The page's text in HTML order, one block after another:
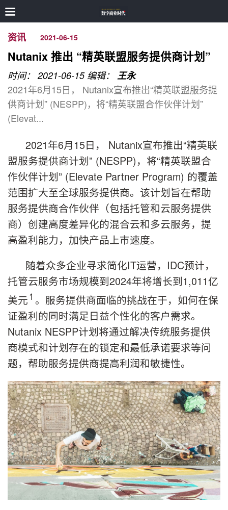
资讯 2021-06-15
Nutanix 推出 “精英联盟服务提供商计划”
时间： 2021-06-15 编辑： 王永
2021年6月15日， Nutanix宣布推出“精英联盟服务提
供商计划” (NESPP)，将“精英联盟合作伙伴计划”
(Elevat...
2021年6月15日， Nutanix宣布推出“精英联
盟服务提供商计划” (NESPP)，将“精英联盟合
作伙伴计划” (Elevate Partner Program) 的覆盖
范围扩大至全球服务提供商。该计划旨在帮助
服务提供商合作伙伴（包括托管和云服务提供
商）创建高度差异化的混合云和多云服务，提
高盈利能力，加快产品上市速度。
随着众多企业寻求简化IT运营，IDC预计，
托管云服务市场规模到2024年将增长到1,011亿
美元↿ 。服务提供商面临的挑战在于，如何在保
证盈利的同时满足日益个性化的客户需求。
Nutanix NESPP计划将通过解决传统服务提供
商模式和计划存在的锁定和最低承诺要求等问
题，帮助服务提供商提高利润和敏捷性。